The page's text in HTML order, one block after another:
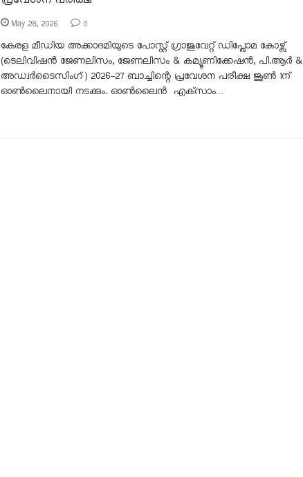
May 28, 2026 0
കേരള മീഡിയ അക്കാദമിയുടെ പോസ്റ്റ് ഗ്രാജുവേറ്റ് ഡിപ്ലോമ കോഴ്സ്
(ടെലിവിഷൻ ജേണലിസം, ജേണലിസം & കമ്യൂണിക്കേഷൻ, പി.ആർ &
അഡ്വർടൈസിംഗ്) 2026-27 ബാച്ചിന്റെ പ്രവേശന പരീക്ഷ ജൂൺ 1ന്
ഓൺലൈനായി നടക്കും. ഓൺലൈൻ എക്‌സാം…